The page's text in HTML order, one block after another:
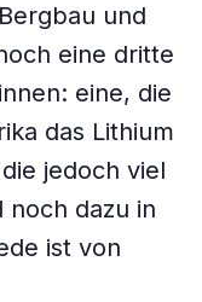
und
eine dritte
eine, die
das Lithium
jedoch viel
noch dazu in
ist von